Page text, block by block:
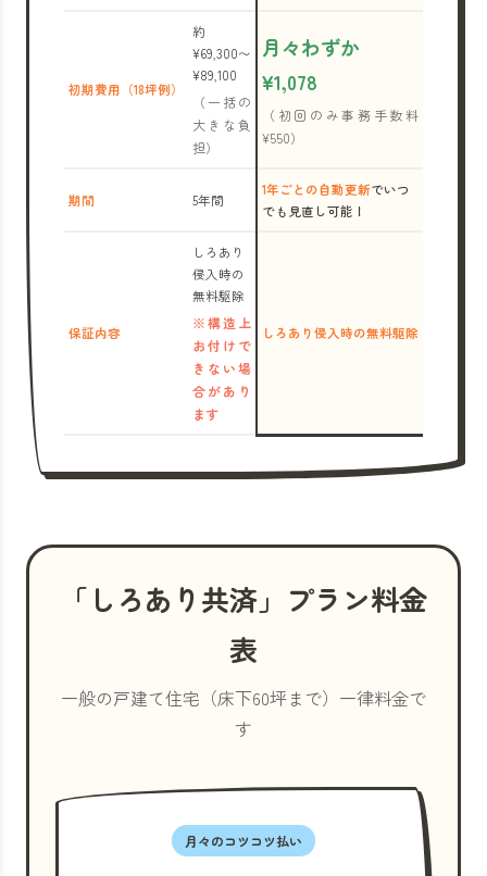
初期費用（18坪例）
約
¥69,300〜
¥89,100
（一括の
大きな負
担）
月々わずか
¥1,078
（初回のみ事務手数料
¥550）
期間 5年間
1年ごとの自動更新でいつ
でも見直し可能！
保証内容
しろあり
侵入時の
無料駆除
※構造上
お付けで
きない場
合があり
ます
しろあり侵入時の無料駆除
「しろあり共済」プラン料金
表
一般の戸建て住宅（床下60坪まで）一律料金で
す
月々のコツコツ払い